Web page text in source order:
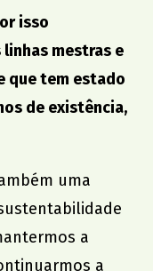
isso
mestras e
que tem estado
de existência,
uma
a
a